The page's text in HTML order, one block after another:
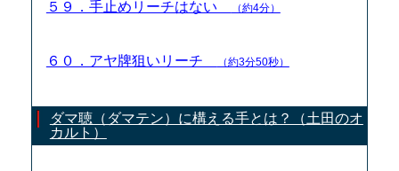
５９．手止めリーチはない （約4分）
６０．アヤ牌狙いリーチ （約3分50秒）
ダマ聴（ダマテン）に構える手とは？（土田のオ
カルト）